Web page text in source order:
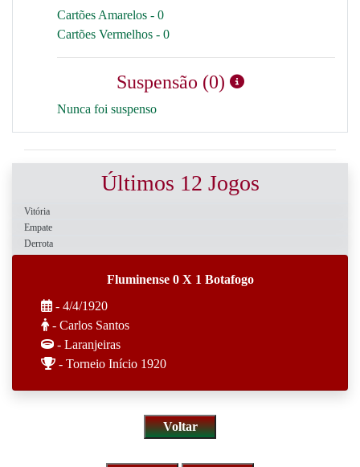
Cartões Amarelos - 0
Cartões Vermelhos - 0
Suspensão (0)
Nunca foi suspenso
Últimos 12 Jogos
Vitória
Empate
Derrota
Fluminense 0 X 1 Botafogo
- 4/4/1920
- Carlos Santos
- Laranjeiras
- Torneio Início 1920